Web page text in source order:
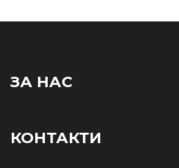
ЗА НАС
КОНТАКТИ